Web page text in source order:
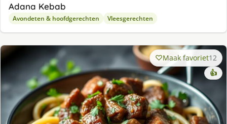
Adana Kebab
Avondeten & hoofdgerechten Vleesgerechten
Maak favoriet12
👍